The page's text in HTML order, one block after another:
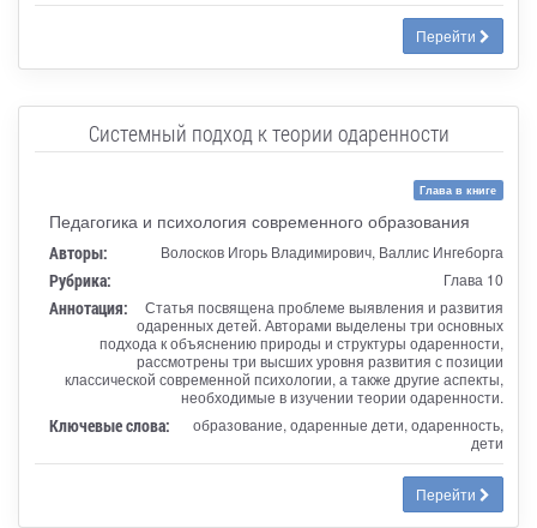
Перейти
Системный подход к теории одаренности
Глава в книге
Педагогика и психология современного образования
Авторы: Волосков Игорь Владимирович, Валлис Ингеборга
Рубрика: Глава 10
Аннотация:
Статья посвящена проблеме выявления и развития
одаренных детей. Авторами выделены три основных
подхода к объяснению природы и структуры одаренности,
рассмотрены три высших уровня развития с позиции
классической современной психологии, а также другие аспекты,
необходимые в изучении теории одаренности.
Ключевые слова:
образование, одаренные дети, одаренность,
дети
Перейти